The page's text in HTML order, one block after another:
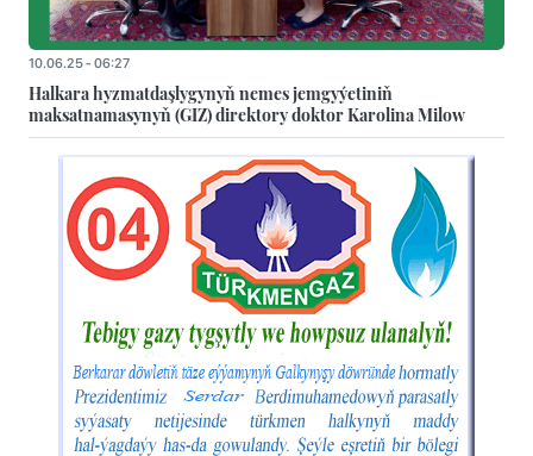
10.06.25 - 06:27
Halkara hyzmatdaşlygynyň nemes jemgyýetiniň
maksatnamasynyň (GIZ) direktory doktor Karolina Milow